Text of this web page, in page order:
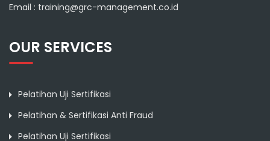
Email : training@grc-management.co.id
OUR SERVICES
Pelatihan Uji Sertifikasi
Pelatihan & Sertifikasi Anti Fraud
Pelatihan Uji Sertifikasi